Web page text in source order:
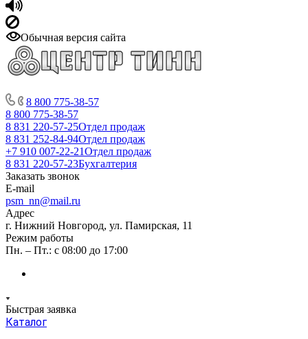
Обычная версия сайта
8 800 775-38-57
8 800 775-38-57
8 831 220-57-25Отдел продаж
8 831 252-84-94Отдел продаж
+7 910 007-22-21Отдел продаж
8 831 220-57-23Бухгалтерия
Заказать звонок
E-mail
psm_nn@mail.ru
Адрес
г. Нижний Новгород, ул. Памирская, 11
Режим работы
Пн. – Пт.: с 08:00 до 17:00
Быстрая заявка
Каталог